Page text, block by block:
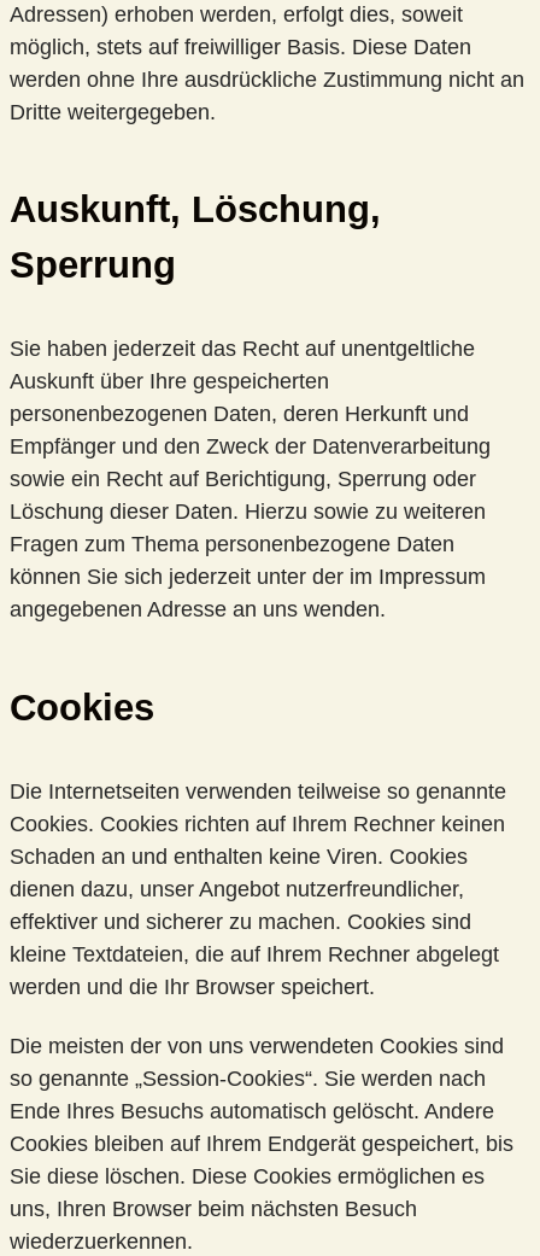
Adressen) erhoben werden, erfolgt dies, soweit
möglich, stets auf freiwilliger Basis. Diese Daten
werden ohne Ihre ausdrückliche Zustimmung nicht an
Dritte weitergegeben.
Auskunft, Löschung,
Sperrung
Sie haben jederzeit das Recht auf unentgeltliche
Auskunft über Ihre gespeicherten
personenbezogenen Daten, deren Herkunft und
Empfänger und den Zweck der Datenverarbeitung
sowie ein Recht auf Berichtigung, Sperrung oder
Löschung dieser Daten. Hierzu sowie zu weiteren
Fragen zum Thema personenbezogene Daten
können Sie sich jederzeit unter der im Impressum
angegebenen Adresse an uns wenden.
Cookies
Die Internetseiten verwenden teilweise so genannte
Cookies. Cookies richten auf Ihrem Rechner keinen
Schaden an und enthalten keine Viren. Cookies
dienen dazu, unser Angebot nutzerfreundlicher,
effektiver und sicherer zu machen. Cookies sind
kleine Textdateien, die auf Ihrem Rechner abgelegt
werden und die Ihr Browser speichert.
Die meisten der von uns verwendeten Cookies sind
so genannte „Session-Cookies“. Sie werden nach
Ende Ihres Besuchs automatisch gelöscht. Andere
Cookies bleiben auf Ihrem Endgerät gespeichert, bis
Sie diese löschen. Diese Cookies ermöglichen es
uns, Ihren Browser beim nächsten Besuch
wiederzuerkennen.